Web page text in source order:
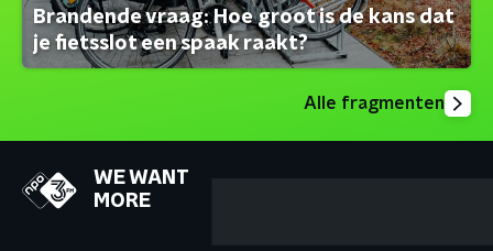
Brandende vraag: Hoe groot is de kans dat
je fietsslot een spaak raakt?
Alle fragmenten
WE WANT
MORE